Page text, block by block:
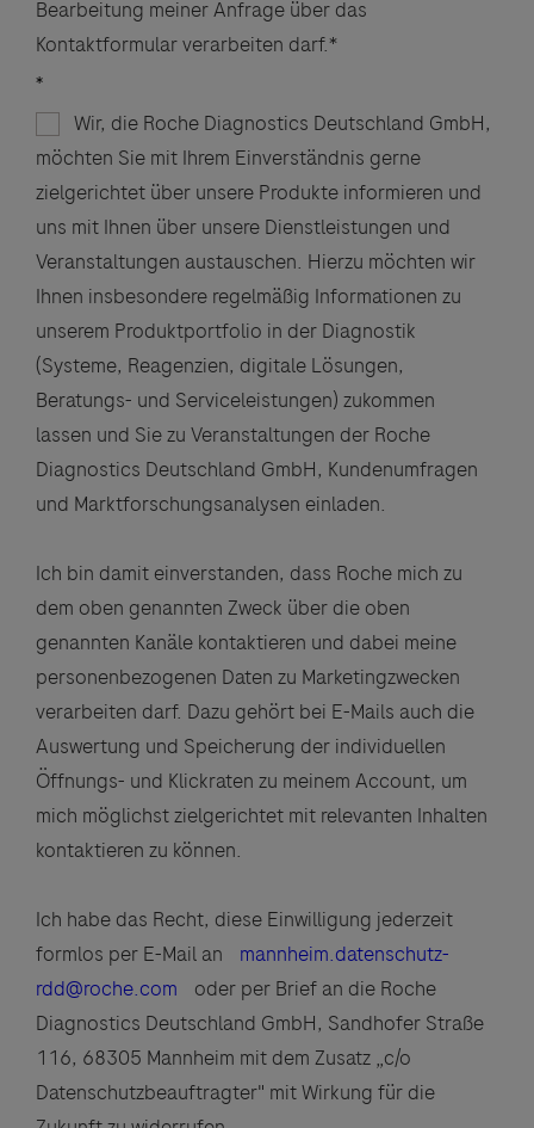
Bearbeitung meiner Anfrage über das
Kontaktformular verarbeiten darf.*
Wir, die Roche Diagnostics Deutschland GmbH,
möchten Sie mit Ihrem Einverständnis gerne
zielgerichtet über unsere Produkte informieren und
uns mit Ihnen über unsere Dienstleistungen und
Veranstaltungen austauschen. Hierzu möchten wir
Ihnen insbesondere regelmäßig Informationen zu
unserem Produktportfolio in der Diagnostik
(Systeme, Reagenzien, digitale Lösungen,
Beratungs- und Serviceleistungen) zukommen
lassen und Sie zu Veranstaltungen der Roche
Diagnostics Deutschland GmbH, Kundenumfragen
und Marktforschungsanalysen einladen.
Ich bin damit einverstanden, dass Roche mich zu
dem oben genannten Zweck über die oben
genannten Kanäle kontaktieren und dabei meine
personenbezogenen Daten zu Marketingzwecken
verarbeiten darf. Dazu gehört bei E-Mails auch die
Auswertung und Speicherung der individuellen
Öffnungs- und Klickraten zu meinem Account, um
mich möglichst zielgerichtet mit relevanten Inhalten
kontaktieren zu können.
Ich habe das Recht, diese Einwilligung jederzeit
formlos per E-Mail an
mannheim.datenschutz-
rdd@roche.com
oder per Brief an die Roche
Diagnostics Deutschland GmbH, Sandhofer Straße
116, 68305 Mannheim mit dem Zusatz „c/o
Datenschutzbeauftragter" mit Wirkung für die